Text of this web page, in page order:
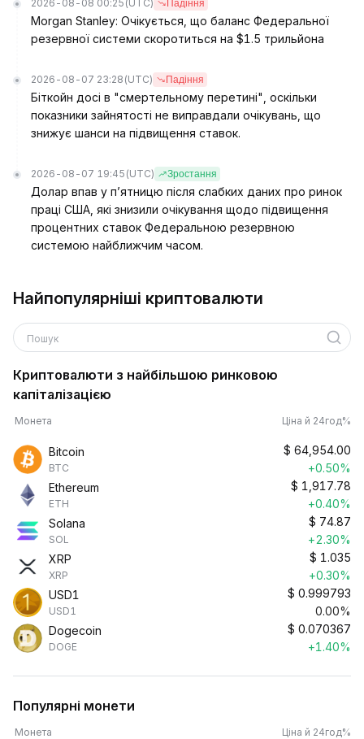
2026-08-08 00:25 (UTC) Падіння
Morgan Stanley: Очікується, що баланс Федеральної
резервної системи скоротиться на $1.5 трильйона
2026-08-07 23:28 (UTC) Падіння
Біткойн досі в "смертельному перетині", оскільки
показники зайнятості не виправдали очікувань, що
знижує шанси на підвищення ставок.
2026-08-07 19:45 (UTC) Зростання
Долар впав у п’ятницю після слабких даних про ринок
праці США, які знизили очікування щодо підвищення
процентних ставок Федеральною резервною
системою найближчим часом.
Найпопулярніші криптовалюти
Пошук
Криптовалюти з найбільшою ринковою
капіталізацією
Монета Ціна й 24год%
Bitcoin
BTC
$ 64,954.00
+0.50%
Ethereum
ETH
$ 1,917.78
+0.40%
Solana
SOL
$ 74.87
+2.30%
XRP
XRP
$ 1.035
+0.30%
USD1
USD1
$ 0.999793
0.00%
Dogecoin
DOGE
$ 0.070367
+1.40%
Популярні монети
Монета Ціна й 24год%